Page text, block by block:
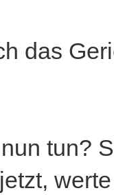
das
tun?